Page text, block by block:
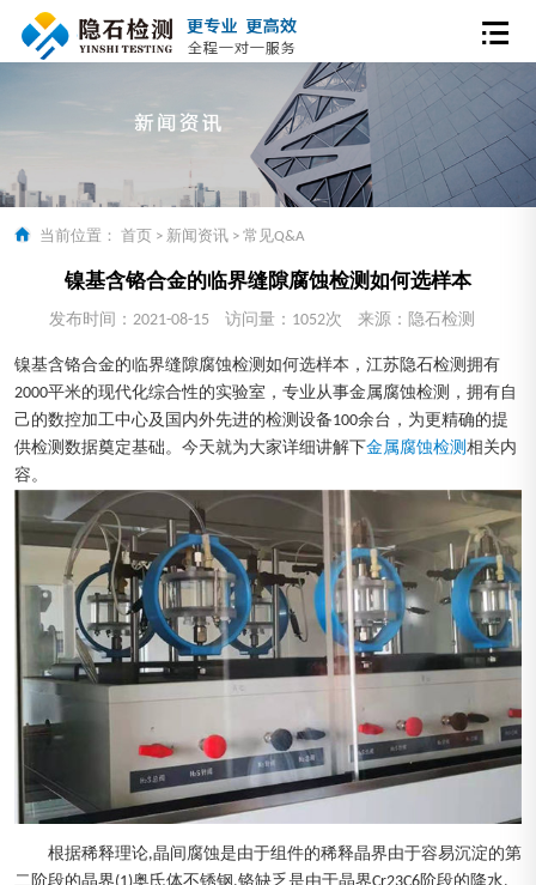
当前位置： 首页 > 新闻资讯 > 常见Q&A
镍基含铬合金的临界缝隙腐蚀检测如何选样本
发布时间：2021-08-15 访问量：1052次 来源：隐石检测
镍基含铬合金的临界缝隙腐蚀检测如何选样本，江苏隐石检测拥有
2000平米的现代化综合性的实验室，专业从事金属腐蚀检测，拥有自
己的数控加工中心及国内外先进的检测设备100余台，为更精确的提
供检测数据奠定基础。今天就为大家详细讲解下金属腐蚀检测 相关内
容。
根据稀释理论,晶间腐蚀是由于组件的稀释晶界由于容易沉淀的第